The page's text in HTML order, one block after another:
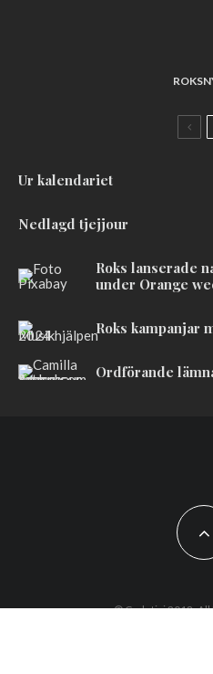
Ur kalendariet
Nedlagd tjejjour
Roks lanserade
under Orange
Roks kampanjar
Ordförande
© Codetipi 2018. All